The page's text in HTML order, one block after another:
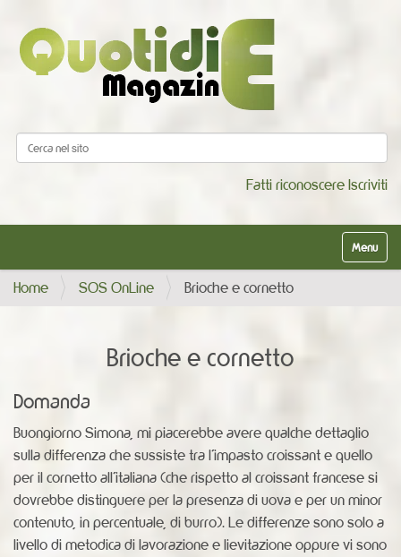
Cerca nel sito
Fatti riconoscere Iscriviti
Alterna la
Home SOS OnLine Brioche e cornetto
Brioche e cornetto
Domanda
Buongiorno Simona, mi piacerebbe avere qualche dettaglio
sulla differenza che sussiste tra l'impasto croissant e quello
per il cornetto all'italiana (che rispetto al croissant francese si
dovrebbe distinguere per la presenza di uova e per un minor
contenuto, in percentuale, di burro). Le differenze sono solo a
livello di metodica di lavorazione e lievitazione oppure vi sono